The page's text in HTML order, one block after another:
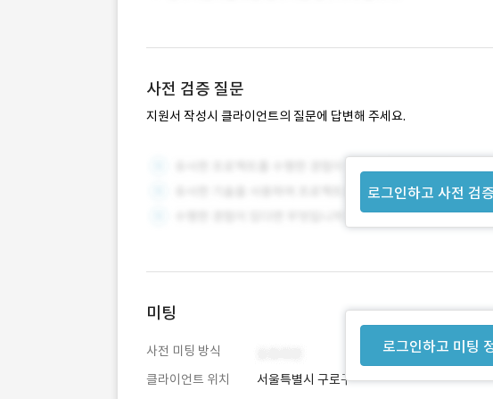
사전 검증 질문
지원서 작성시 클라이언트의 질문에 답변해 주세요.
로그인하고 사전 검
로그인하고 미팅
미팅
사전 미팅 방식
클라이언트 위치
서울특별시 구로구